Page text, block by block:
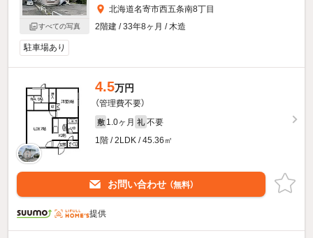
すべての写真
北海道名寄市西五条南8丁目
2階建 / 33年8ヶ月 / 木造
駐車場あり
4.5万円
（管理費不要）
敷 1.0ヶ月 礼 不要
1階 / 2LDK / 45.36㎡
お問い合わせ （無料）
提供